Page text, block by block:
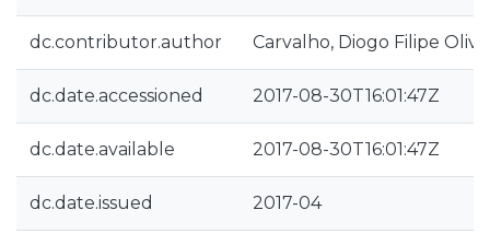
dc.contributor.author Carvalho, Diogo Filipe
dc.date.accessioned 2017-08-30T16:01:47Z
dc.date.available 2017-08-30T16:01:47Z
dc.date.issued 2017-04